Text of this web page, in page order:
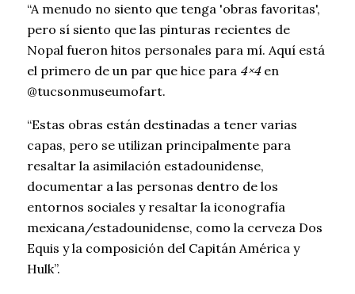
“A menudo no siento que tenga 'obras favoritas',
pero sí siento que las pinturas recientes de
Nopal fueron hitos personales para mí. Aquí está
el primero de un par que hice para 4×4en
@tucsonmuseumofart.
“Estas obras están destinadas a tener varias
capas, pero se utilizan principalmente para
resaltar la asimilación estadounidense,
documentar a las personas dentro de los
entornos sociales y resaltar la iconografía
mexicana/estadounidense, como la cerveza Dos
Equis y la composición del Capitán América y
Hulk”.